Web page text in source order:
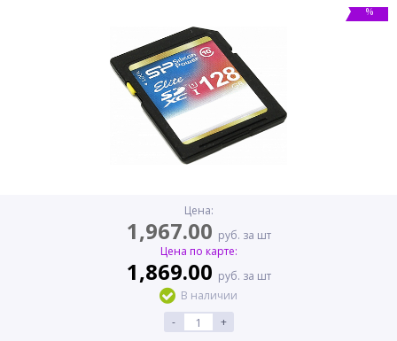
%
Цена:
1,967.00 руб. за шт
Цена по карте:
1,869.00 руб. за шт
В наличии
-
+